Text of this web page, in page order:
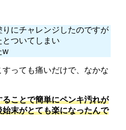
にチャレンジしたのですが
ついてしまい
w
っても痛いだけで、なかな
ることで簡単にペンキ汚れが
末がとても楽になったんで